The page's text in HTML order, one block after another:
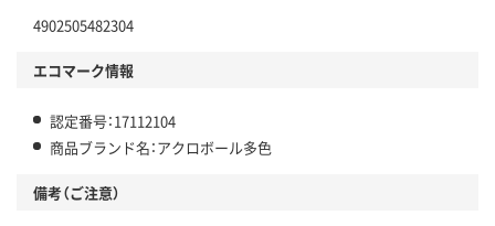
4902505482304
エコマーク情報
認定番号：17112104
商品ブランド名：アクロボール多色
備考（ご注意）